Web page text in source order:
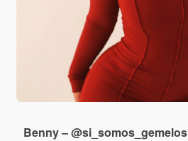
Benny – @si_somos_gemelos